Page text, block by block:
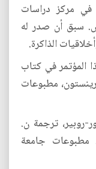
في مركز دراسات
سبق أن صدر له
الذاكرة.
المؤتمر في كتاب
مطبوعات
روبير، ترجمة ن.
مطبوعات جامعة